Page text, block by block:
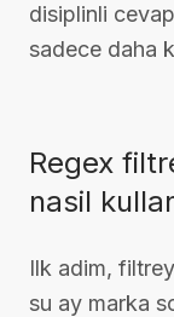
disiplinli
sadece daha
Regex
nasil
Ilk adim,
su ay marka